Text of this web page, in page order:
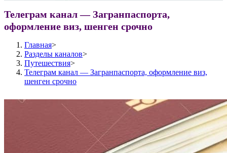
Телеграм канал — Загранпаспорта,
оформление виз, шенген срочно
Главная>
Разделы каналов>
Путешествия>
Телеграм канал — Загранпаспорта, оформление виз,
шенген срочно